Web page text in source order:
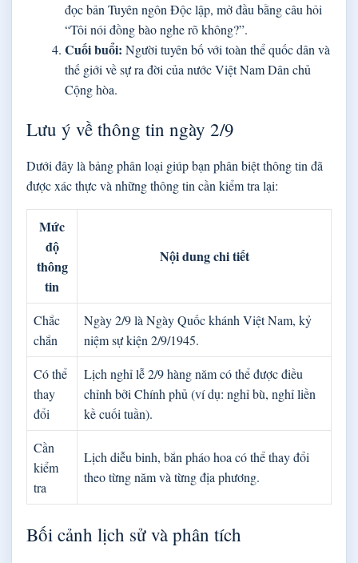
đọc bản Tuyên ngôn Độc lập, mở đầu bằng câu hỏi
“Tôi nói đồng bào nghe rõ không?”.
Cuối buổi: Người tuyên bố với toàn thể quốc dân và
thế giới về sự ra đời của nước Việt Nam Dân chủ
Cộng hòa.
Lưu ý về thông tin ngày 2/9
Dưới đây là bảng phân loại giúp bạn phân biệt thông tin đã
được xác thực và những thông tin cần kiểm tra lại:
Mức
độ
thông
tin
Nội dung chi tiết
Chắc
chắn
Ngày 2/9 là Ngày Quốc khánh Việt Nam, kỷ
niệm sự kiện 2/9/1945.
Có thể
thay
đổi
Lịch nghỉ lễ 2/9 hàng năm có thể được điều
chỉnh bởi Chính phủ (ví dụ: nghỉ bù, nghỉ liền
kề cuối tuần).
Cần
kiểm
tra
Lịch diễu binh, bắn pháo hoa có thể thay đổi
theo từng năm và từng địa phương.
Bối cảnh lịch sử và phân tích